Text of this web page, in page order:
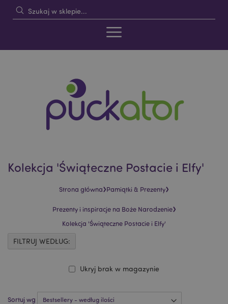
Kolekcja 'Świąteczne Postacie i Elfy'
Strona główna›Pamiątki & Prezenty›
Prezenty i inspiracje na Boże Narodzenie›
Kolekcja 'Świąteczne Postacie i Elfy'
Sortuj wg
Ukryj brak w magazynie
FILTRUJ WEDŁUG: